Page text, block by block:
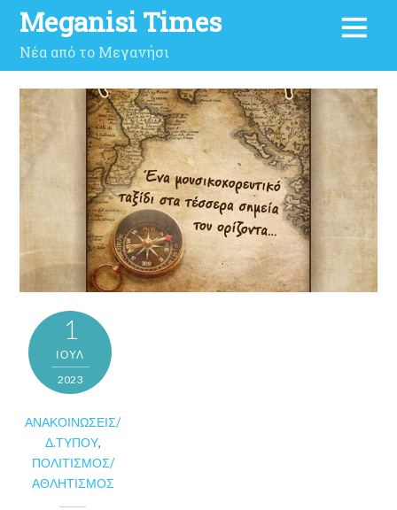
Meganisi Times
Νέα από το Μεγανήσι
1
ΙΟΎΛ
2023
ΑΝΑΚΟΙΝΏΣΕΙΣ/
Δ.ΤΎΠΟΥ,
ΠΟΛΙΤΙΣΜΌΣ/
ΑΘΛΗΤΙΣΜΌΣ